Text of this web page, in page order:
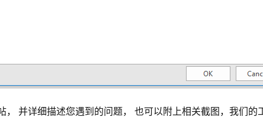
并详细描述您遇到的问题， 也可以附上相关截图，我们